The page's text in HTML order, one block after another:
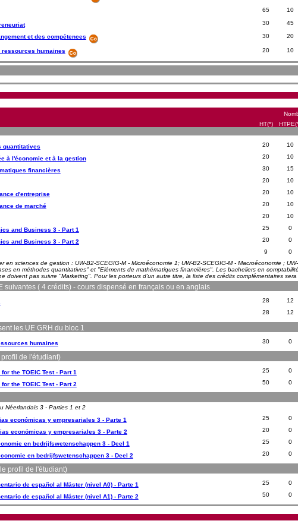
65 10
30 45
et des compétences 30 20
ressources humaines 20 10
HT(*)
quantitatives 20 10
à l'économie et à la gestion 20 10
financières 30 15
20 10
d'entreprise 20 10
de marché 20 10
20 10
and Business 3 - Part 1 25 0
and Business 3 - Part 2 20 0
9 0
sciences de gestion : UW-B2-SCEGIG-M - Microéconomie 1; UW-B2-SCEGIG-M - Macroéconomie ;
en méthodes quantitatives" et "Eléments de mathématiques financières". Les bacheliers en
doivent pas suivre "Marketing". Pour les porteurs d'un autre titre, la liste des crédits complémentaires
suivantes ( 4 crédits) - cours dispensé en français ou en anglais
28 12
28 12
les UE GRH du bloc 1
humaines 30 0
de l'étudiant)
the TOEIC Test - Part 1 25 0
the TOEIC Test - Part 2 50 0
Néerlandais 3 - Parties 1 et 2
económicas y empresariales 3 - Parte 1 25 0
económicas y empresariales 3 - Parte 2 20 0
en bedrijfswetenschappen 3 - Deel 1 25 0
en bedrijfswetenschappen 3 - Deel 2 20 0
profil de l'étudiant)
de español al Máster (nivel A0) - Parte 1 25 0
de español al Máster (nivel A1) - Parte 2 50 0